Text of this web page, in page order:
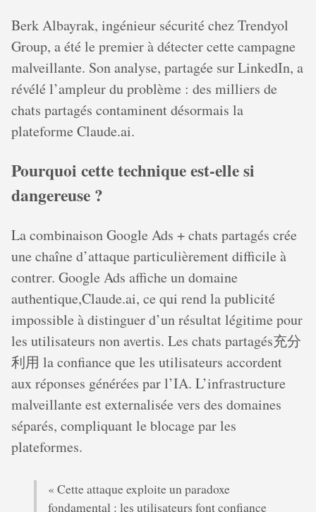
Berk Albayrak, ingénieur sécurité chez Trendyol
Group, a été le premier à détecter cette campagne
malveillante. Son analyse, partagée sur LinkedIn, a
révélé l’ampleur du problème : des milliers de
chats partagés contaminent désormais la
plateforme Claude.ai.
Pourquoi cette technique est-elle si
dangereuse ?
La combinaison Google Ads + chats partagés crée
une chaîne d’attaque particulièrement difficile à
contrer. Google Ads affiche un domaine
authentique,Claude.ai, ce qui rend la publicité
impossible à distinguer d’un résultat légitime pour
les utilisateurs non avertis. Les chats partagés充分
利用 la confiance que les utilisateurs accordent
aux réponses générées par l’IA. L’infrastructure
malveillante est externalisée vers des domaines
séparés, compliquant le blocage par les
plateformes.
« Cette attaque exploite un paradoxe
fondamental : les utilisateurs font confiance